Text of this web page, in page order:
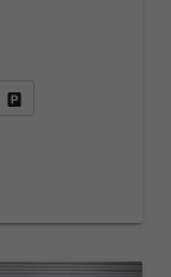
anfordern
Datei, Fahrzeugexposé